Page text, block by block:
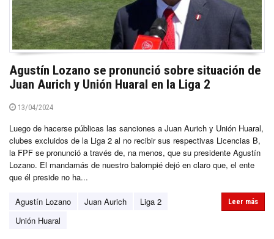
Agustín Lozano se pronunció sobre situación de
Juan Aurich y Unión Huaral en la Liga 2
13/04/2024
Luego de hacerse públicas las sanciones a Juan Aurich y Unión Huaral,
clubes excluidos de la Liga 2 al no recibir sus respectivas Licencias B,
la FPF se pronunció a través de, na menos, que su presidente Agustín
Lozano. El mandamás de nuestro balompié dejó en claro que, el ente
que él preside no ha...
Agustín Lozano Juan Aurich
Liga 2
Unión Huaral
Leer más